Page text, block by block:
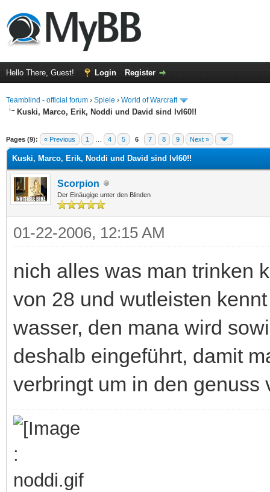
Hello There, Guest! Login Register
Teamblind - official forum › Spiele › World of Warcraft
Kuski, Marco, Erik, Noddi und David sind lvl60!!
Pages (9): « Previous 1 4 5 6 7 8 9 Next »
Kuski, Marco, Erik, Noddi und David sind lvl60!!
Scorpion
Der Einäugige unter den Blinden
01-22-2006, 12:15 AM
nich alles was man trinken
von 28 und wutleisten
wasser, den mana wird
deshalb eingeführt, damit
verbringt um in den genuss